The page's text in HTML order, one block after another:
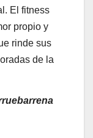
El fitness
propio y
rinde sus
de la